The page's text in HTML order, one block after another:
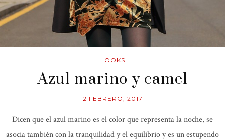
LOOKS
Azul marino y camel
2 FEBRERO, 2017
Dicen que el azul marino es el color que representa la noche, se
asocia también con la tranquilidad y el equilibrio y es un estupendo